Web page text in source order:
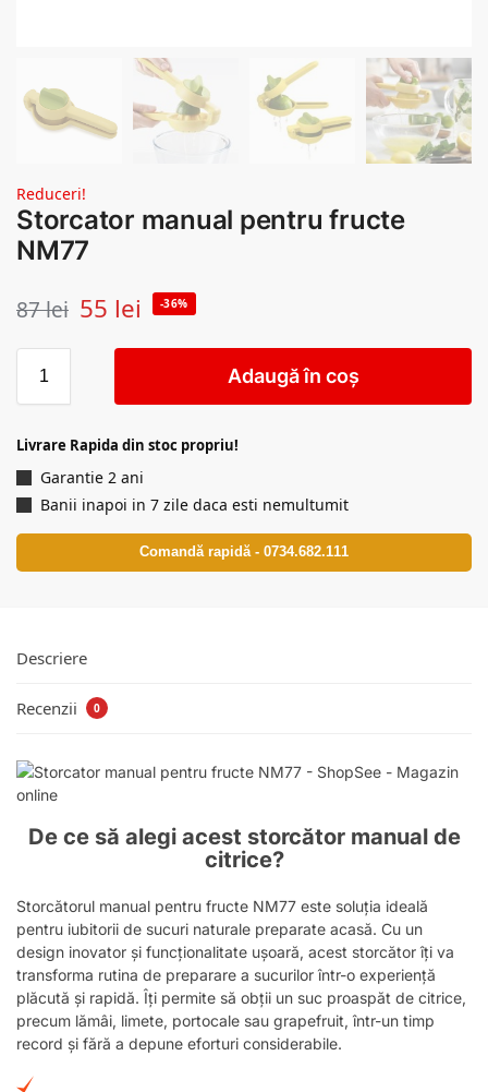
Reduceri!
Storcator manual pentru fructe
NM77
87lei 55 lei -36%
Adaugă în coș
Livrare Rapida din stoc propriu!
Garantie 2 ani
Banii inapoi in 7 zile daca esti nemultumit
Comandă rapidă - 0734.682.111
Descriere
Recenzii 0
De ce să alegi acest storcător manual de
citrice?
Storcătorul manual pentru fructe NM77 este soluția ideală
pentru iubitorii de sucuri naturale preparate acasă. Cu un
design inovator și funcționalitate ușoară, acest storcător îți va
transforma rutina de preparare a sucurilor într-o experiență
plăcută și rapidă. Îți permite să obții un suc proaspăt de citrice,
precum lămâi, limete, portocale sau grapefruit, într-un timp
record și fără a depune eforturi considerabile.